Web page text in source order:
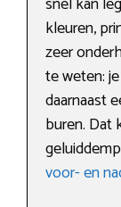
kleuren,
zeer
te weten:
daarnaast
buren. Dat
voor- en